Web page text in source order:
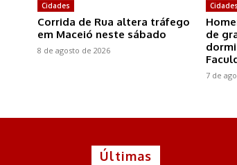
Cidades
Corrida de Rua altera tráfego
em Maceió neste sábado
8 de agosto de 2026
Cidades
de
7 de
Últimas